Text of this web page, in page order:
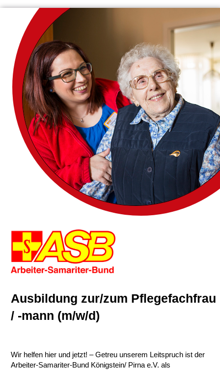
Ausbildung zur/zum Pflegefachfrau
/ -mann (m/w/d)
Wir helfen hier und jetzt! – Getreu unserem Leitspruch ist der
Arbeiter-Samariter-Bund Königstein/ Pirna e.V. als